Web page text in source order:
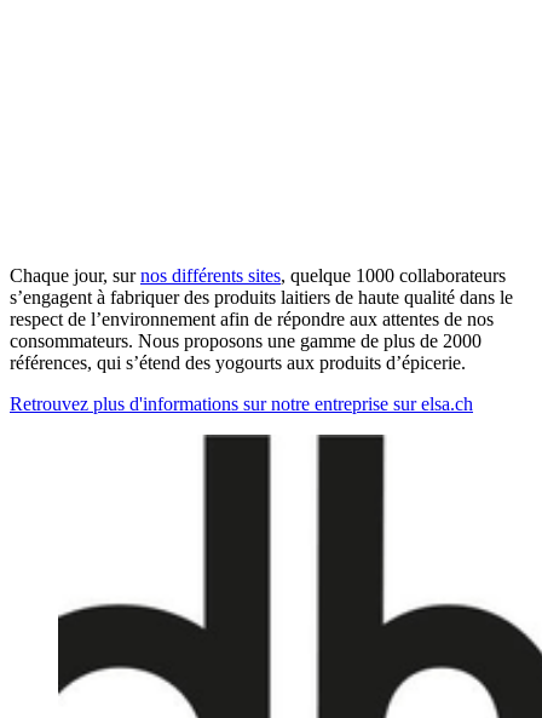
Chaque jour, surnos différents sites, quelque 1000 collaborateurs
s’engagent à fabriquer des produits laitiers de haute qualité dans le
respect de l’environnement afin de répondre aux attentes de nos
consommateurs. Nous proposons une gamme de plus de 2000
références, qui s’étend des yogourts aux produits d’épicerie.
Retrouvez plus d'informations sur notre entreprise sur elsa.ch